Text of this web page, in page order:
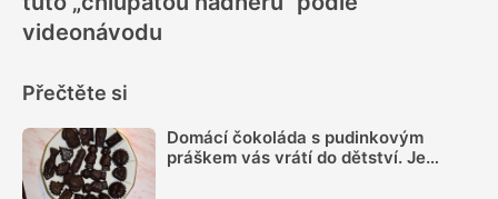
videonávodu
Přečtěte si
Domácí čokoláda s pudinkovým
práškem vás vrátí do dětství. Je